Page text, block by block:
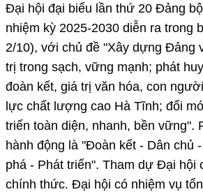
Đại hội đại biểu lần thứ 20 Đảng
nhiệm kỳ 2025-2030 diễn ra trong
2/10), với chủ đề "Xây dựng Đảng
trị trong sạch, vững mạnh; phát
đoàn kết, giá trị văn hóa, con
lực chất lượng cao Hà Tĩnh; đổi
triển toàn diện, nhanh, bền vững".
hành động là "Đoàn kết - Dân chủ
phá - Phát triển". Tham dự Đại hội
chính thức. Đại hội có nhiệm vụ